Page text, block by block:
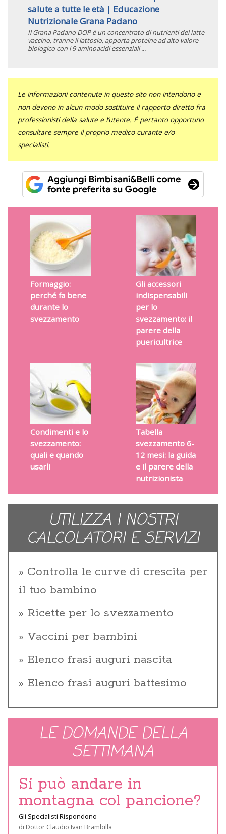
salute a tutte le età | Educazione
Nutrizionale Grana Padano
Il Grana Padano DOP è un concentrato di nutrienti del latte
vaccino, tranne il lattosio, apporta proteine ad alto valore
biologico con i 9 aminoacidi essenziali ...
Le informazioni contenute in questo sito non intendono e
non devono in alcun modo sostituire il rapporto diretto fra
professionisti della salute e l’utente. È pertanto opportuno
consultare sempre il proprio medico curante e/o
specialisti.
Formaggio:
perché fa bene
durante lo
svezzamento
Gli accessori
indispensabili
per lo
svezzamento: il
parere della
puericultrice
Condimenti e lo
svezzamento:
quali e quando
usarli
Tabella
svezzamento 6-
12 mesi: la guida
e il parere della
nutrizionista
UTILIZZA I NOSTRI
CALCOLATORI E SERVIZI
Controlla le curve di crescita per
il tuo bambino
Ricette per lo svezzamento
Vaccini per bambini
Elenco frasi auguri nascita
Elenco frasi auguri battesimo
LE DOMANDE DELLA
SETTIMANA
Si può andare in
montagna col pancione?
Gli Specialisti Rispondono
di Dottor Claudio Ivan Brambilla